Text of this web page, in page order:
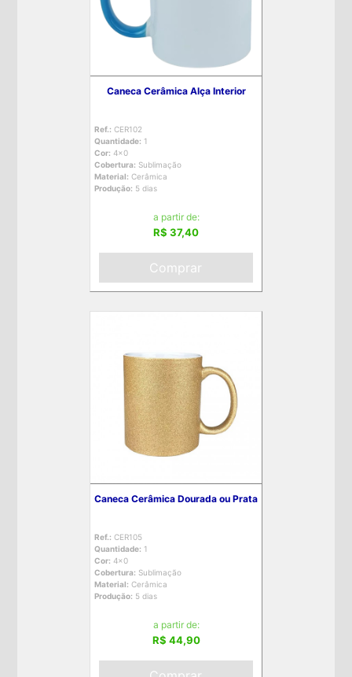
Caneca Cerâmica Alça Interior
Ref.: CER102
Quantidade: 1
Cor: 4x0
Cobertura: Sublimação
Material: Cerâmica
Produção: 5 dias
a partir de:
R$ 37,40
Comprar
Caneca Cerâmica Dourada ou Prata
Ref.: CER105
Quantidade: 1
Cor: 4x0
Cobertura: Sublimação
Material: Cerâmica
Produção: 5 dias
a partir de:
R$ 44,90